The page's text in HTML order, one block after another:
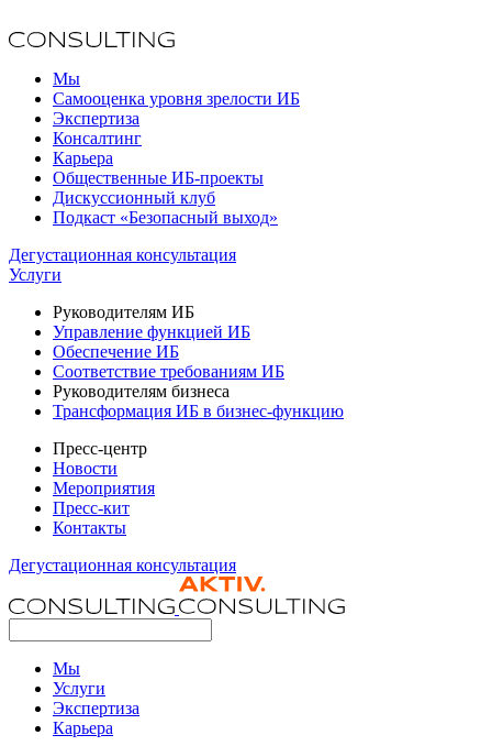
Мы
Самооценка уровня зрелости ИБ
Экспертиза
Консалтинг
Карьера
Общественные ИБ-проекты
Дискуссионный клуб
Подкаст «Безопасный выход»
Дегустационная консультация
Услуги
Руководителям ИБ
Управление функцией ИБ
Обеспечение ИБ
Соответствие требованиям ИБ
Руководителям бизнеса
Трансформация ИБ в бизнес-функцию
Пресс-центр
Новости
Мероприятия
Пресс-кит
Контакты
Дегустационная консультация
Мы
Услуги
Экспертиза
Карьера